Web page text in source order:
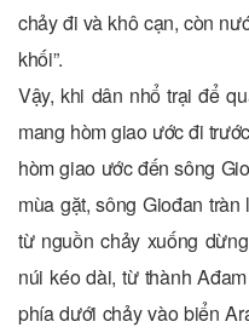
chảy đi và khô cạn, còn
khối”.
Vậy, khi dân nhổ trại để
mang hòm giao ước đi
hòm giao ước đến sông
mùa gặt, sông Giođan
từ nguồn chảy xuống
núi kéo dài, từ thành
phía dưới chảy vào biển